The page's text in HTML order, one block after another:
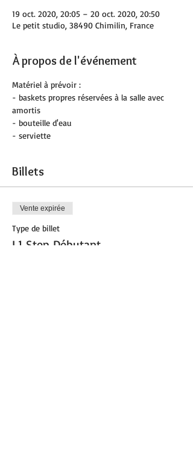
19 oct. 2020, 20:05 – 20 oct. 2020, 20:50
Le petit studio, 38490 Chimilin, France
À propos de l'événement
Matériel à prévoir :
- baskets propres réservées à la salle avec
amortis
- bouteille d'eau
- serviette
Billets
Vente expirée
Type de billet
L1 Step Débutant